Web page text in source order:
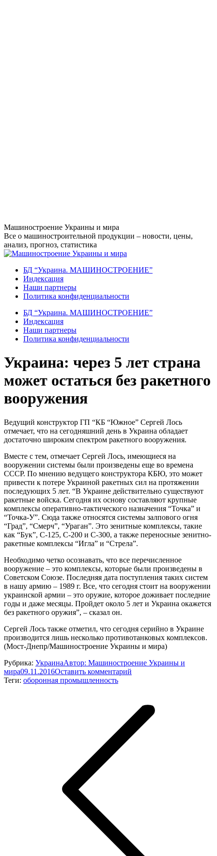
Перейти
к
содержанию
Машиностроение Украины и мира
Все о машиностроительной продукции – новости, цены,
анализ, прогноз, статистика
БД “Украина. МАШИНОСТРОЕНИЕ”
Индекcация
Наши партнеры
Политика конфиденциальности
БД “Украина. МАШИНОСТРОЕНИЕ”
Индекcация
Наши партнеры
Политика конфиденциальности
Украина: через 5 лет страна
может остаться без ракетного
вооружения
Ведущий конструктор ГП “КБ “Южное” Сергей Лось
отмечает, что на сегодняшний день в Украина обладает
достаточно широким спектром ракетного вооружения.
Вместе с тем, отмечает Сергей Лось, имеющиеся на
вооружении системы были произведены еще во времена
СССР. По мнению ведущего конструктора КБЮ, это может
привести к потере Украиной ракетных сил на протяжении
последующих 5 лет. “В Украине действительно существуют
ракетные войска. Сегодня их основу составляют крупные
комплексы оперативно-тактического назначения “Точка” и
“Точка-У”. Сюда также относятся системы залпового огня
“Град”, “Смерч”, “Ураган”. Это зенитные комплексы, такие
как “Бук”, С-125, С-200 и С-300, а также переносные зенитно-
ракетные комплексы “Игла” и “Стрела”.
Необходимо четко осознавать, что все перечисленное
вооружение – это комплексы, которые были произведены в
Советском Союзе. Последняя дата поступления таких систем
в нашу армию – 1989 г. Все, что сегодня стоит на вооружении
украинской армии – это оружие, которое доживает последние
годы и даже месяцы. Пройдет около 5 лет и Украина окажется
без ракетного оружия”, – сказал он.
Сергей Лось также отметил, что сегодня серийно в Украине
производится лишь несколько противотанковых комплексов.
(Мост-Днепр/Машиностроение Украины и мира)
Рубрика: УкраинаАвтор: Машиностроение Украины и
мира09.11.2016Оставить комментарий
Теги: оборонная промышленность